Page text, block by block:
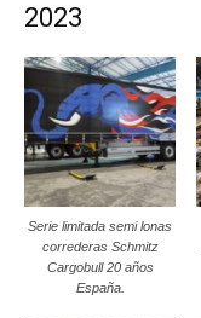
2023
Serie limitada semi lonas
correderas Schmitz
Cargobull 20 años
España.